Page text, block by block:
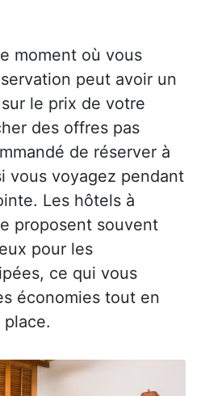
moment où vous
peut avoir un
le prix de votre
des offres pas
de réserver à
vous voyagez pendant
Les hôtels à
proposent souvent
pour les
ce qui vous
économies tout en